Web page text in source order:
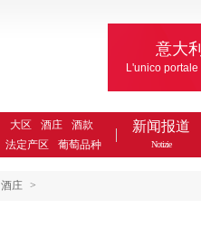
意大
L'unico
大区 酒庄
酒款
法定产区
葡萄品种
新闻报道
Notizie
酒庄 >